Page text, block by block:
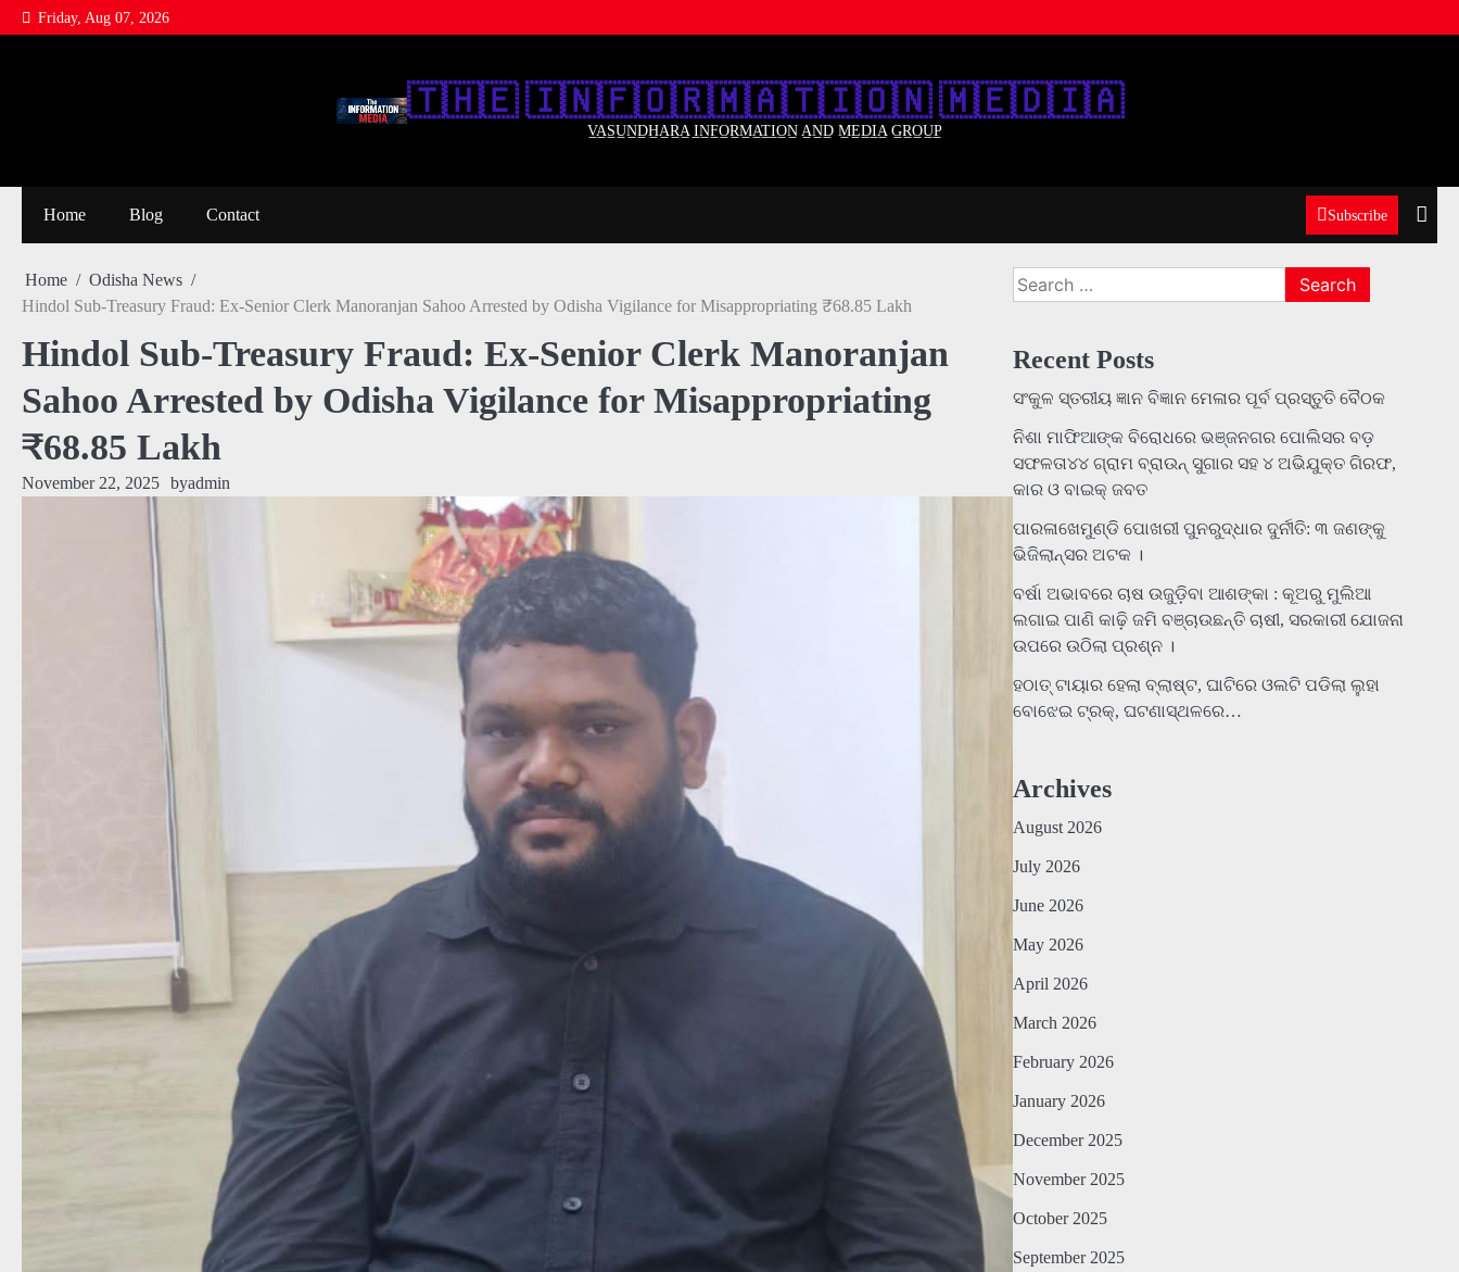
Skip
to
Friday, Aug 07, 2026
🇹‌🇭‌🇪‌ 🇮‌🇳‌🇫‌🇴‌🇷‌🇲‌🇦‌🇹‌🇮‌🇴‌🇳‌ 🇲‌🇪‌🇩‌🇮‌🇦‌
V̲A̲S̲U̲N̲D̲H̲A̲R̲A̲ I̲N̲F̲O̲R̲M̲A̲T̲I̲O̲N̲ A̲N̲D̲ M̲E̲D̲I̲A̲ G̲R̲O̲U̲P̲
Home Blog Contact Subscribe
Home
Odisha News
Hindol Sub-Treasury Fraud: Ex-Senior Clerk Manoranjan Sahoo Arrested by Odisha Vigilance for Misappropriating ₹68.85 Lakh
Hindol Sub-Treasury Fraud: Ex-Senior Clerk Manoranjan
Sahoo Arrested by Odisha Vigilance for Misappropriating
₹68.85 Lakh
November 22, 2025 byadmin
Search
for:
Recent Posts
ସଂକୁଳ ସ୍ତରୀୟ ଜ୍ଞାନ ବିଜ୍ଞାନ ମେଳାର ପୂର୍ବ ପ୍ରସ୍ତୁତି ବୈଠକ
ନିଶା ମାଫିଆଙ୍କ ବିରୋଧରେ ଭଞ୍ଜନଗର ପୋଲିସର ବଡ଼
ସଫଳତା୪୪ ଗ୍ରାମ ବ୍ରାଉନ୍ ସୁଗାର ସହ ୪ ଅଭିଯୁକ୍ତ ଗିରଫ,
କାର ଓ ବାଇକ୍ ଜବତ
ପାରଳାଖେମୁଣ୍ଡି ପୋଖରୀ ପୁନରୁଦ୍ଧାର ଦୁର୍ନୀତି: ୩ ଜଣଙ୍କୁ
ଭିଜିଲାନ୍ସର ଅଟକ ।
ବର୍ଷା ଅଭାବରେ ଚାଷ ଉଜୁଡ଼ିବା ଆଶଙ୍କା : କୂଅରୁ ମୁଲିଆ
ଲଗାଇ ପାଣି କାଢ଼ି ଜମି ବଞ୍ଚାଉଛନ୍ତି ଚାଷୀ, ସରକାରୀ ଯୋଜନା
ଉପରେ ଉଠିଲା ପ୍ରଶ୍ନ ।
ହଠାତ୍‌ ଟାୟାର ହେଲା ବ୍ଲାଷ୍ଟ, ଘାଟିରେ ଓଲଟି ପଡିଲା ଲୁହା
ବୋଝେଇ ଟ୍ରକ୍‌, ଘଟଣାସ୍ଥଳରେ…
Archives
August 2026
July 2026
June 2026
May 2026
April 2026
March 2026
February 2026
January 2026
December 2025
November 2025
October 2025
September 2025